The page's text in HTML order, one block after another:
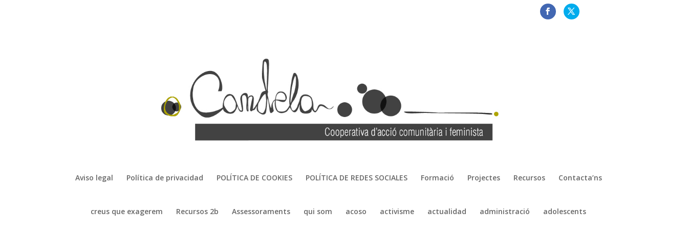
Aviso legal Política de privacidad POLÍTICA DE COOKIES POLÍTICA DE REDES SOCIALES Formació Projectes Recursos Contacta’ns
creus que exagerem Recursos 2b Assessoraments qui som acoso activisme actualidad administració adolescents